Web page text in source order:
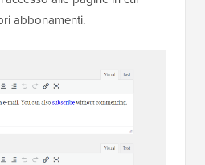
abbonamenti.